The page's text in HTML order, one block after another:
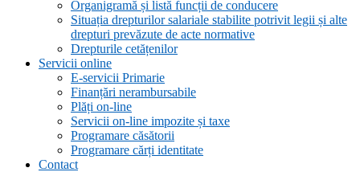
Organigramă și listă funcții de conducere
Situația drepturilor salariale stabilite potrivit legii și alte
drepturi prevăzute de acte normative
Drepturile cetățenilor
Servicii online
E-servicii Primarie
Finanțări nerambursabile
Plăți on-line
Servicii on-line impozite și taxe
Programare căsătorii
Programare cărți identitate
Contact